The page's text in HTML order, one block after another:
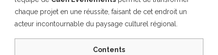
chaque projet en une réussite, faisant de cet endroit un
acteur incontournable du paysage culturel régional.
Contents